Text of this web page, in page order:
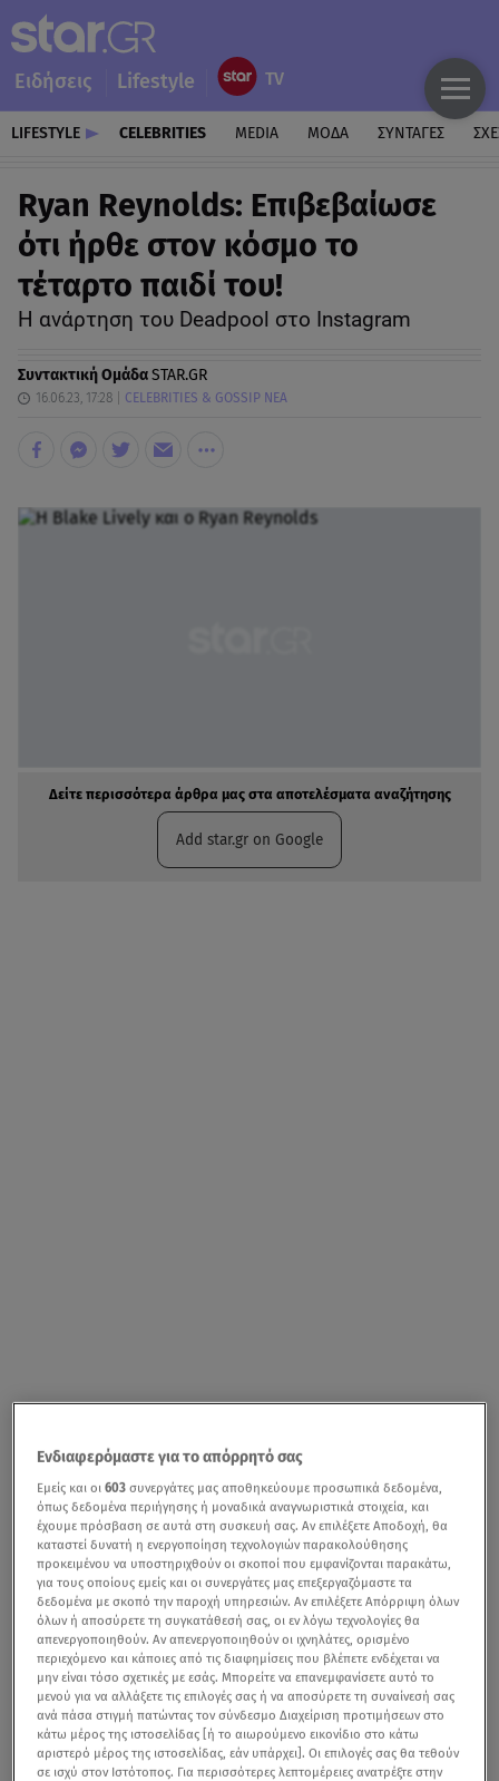
Ειδήσεις Lifestyle
LIFESTYLE CELEBRITIES MEDIA ΜΟΔΑ ΣΥΝΤΑΓΕΣ
Ryan Reynolds: Επιβεβαίωσε
ότι ήρθε στον κόσμο το
τέταρτο παιδί του!
Η ανάρτηση του Deadpool στο Instagram
Συντακτική ΟμάδαSTAR.GR
16.06.23, 17:28 CELEBRITIES & GOSSIP ΝΕΑ
Δείτε περισσότερα άρθρα μας στα αποτελέσματα αναζήτησης
Add star.gr on Google
Ενδιαφερόμαστε για το απόρρητό σας
Εμείς και οι603 συνεργάτες μας αποθηκεύουμε προσωπικά δεδομένα,
όπως δεδομένα περιήγησης ή μοναδικά αναγνωριστικά στοιχεία, και
έχουμε πρόσβαση σε αυτά στη συσκευή σας. Αν επιλέξετε Αποδοχή, θα
καταστεί δυνατή η ενεργοποίηση τεχνολογιών παρακολούθησης
προκειμένου να υποστηριχθούν οι σκοποί που εμφανίζονται παρακάτω,
για τους οποίους εμείς και οι συνεργάτες μας επεξεργαζόμαστε τα
δεδομένα με σκοπό την παροχή υπηρεσιών. Αν επιλέξετε Απόρριψη όλων
όλων ή αποσύρετε τη συγκατάθεσή σας, οι εν λόγω τεχνολογίες θα
απενεργοποιηθούν. Αν απενεργοποιηθούν οι ιχνηλάτες, ορισμένο
περιεχόμενο και κάποιες από τις διαφημίσεις που βλέπετε ενδέχεται να
μην είναι τόσο σχετικές με εσάς. Μπορείτε να επανεμφανίσετε αυτό το
μενού για να αλλάξετε τις επιλογές σας ή να αποσύρετε τη συναίνεσή σας
ανά πάσα στιγμή πατώντας τον σύνδεσμο Διαχείριση προτιμήσεων στο
κάτω μέρος της ιστοσελίδας [ή το αιωρούμενο εικονίδιο στο κάτω
αριστερό μέρος της ιστοσελίδας, εάν υπάρχει]. Οι επιλογές σας θα τεθούν
σε ισχύ στον Ιστότοπος. Για περισσότερες λεπτομέρειες ανατρέξτε στην